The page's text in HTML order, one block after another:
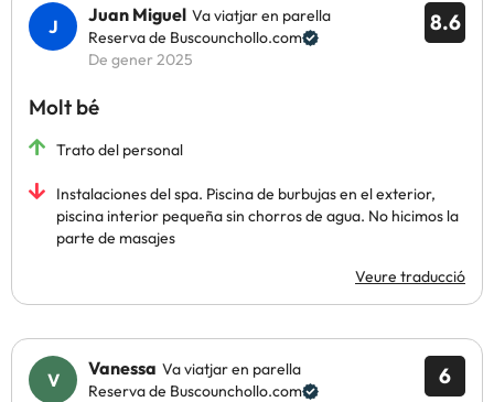
8.6
Juan Miguel Va viatjar en parella
Reserva de Buscounchollo.com
De gener 2025
Molt bé
Trato del personal
Instalaciones del spa. Piscina de burbujas en el exterior,
piscina interior pequeña sin chorros de agua. No hicimos la
parte de masajes
Veure traducció
6
Vanessa Va viatjar en parella
Reserva de Buscounchollo.com